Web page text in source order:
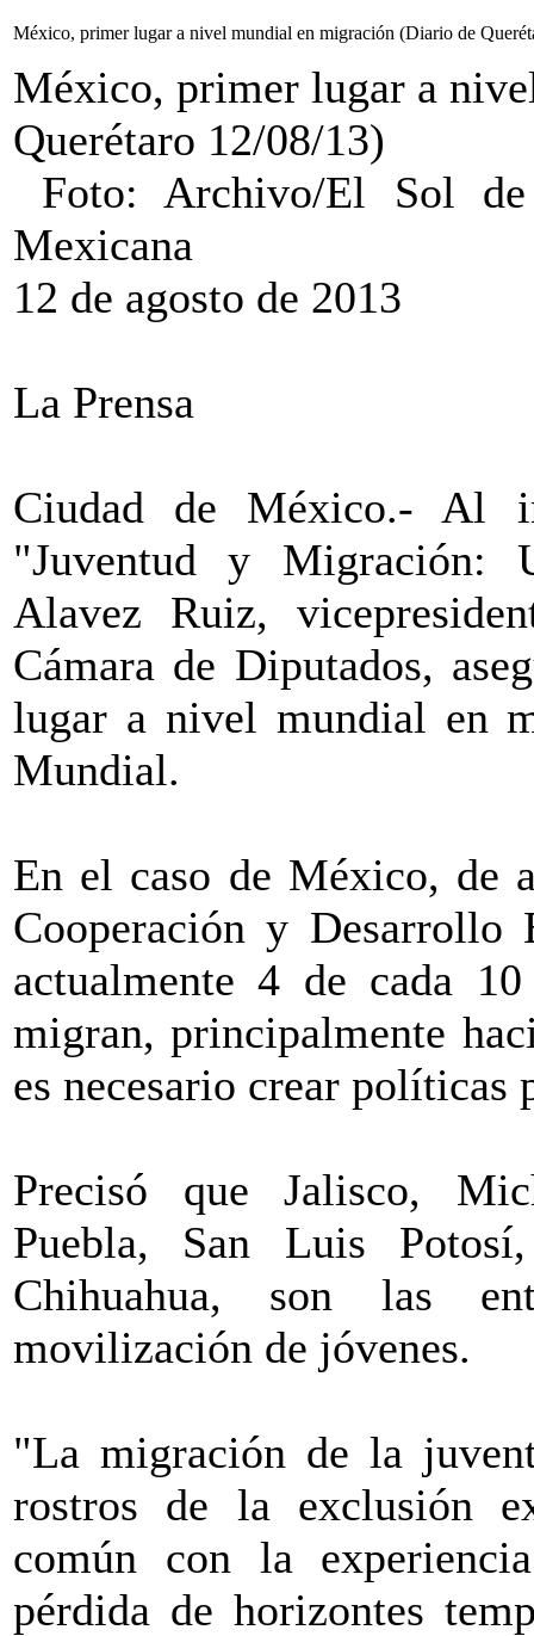
México, primer lugar a nivel mundial en migración (Diario de
México, primer lugar a
Querétaro 12/08/13)
Foto: Archivo/El Sol
Mexicana
12 de agosto de 2013
La Prensa
Ciudad de México.- Al
"Juventud y Migración:
Alavez Ruiz,
Cámara de Diputados,
lugar a nivel mundial en
Mundial.
En el caso de México, de
Cooperación y Desarrollo
actualmente 4 de cada
migran, principalmente
es necesario crear políticas
Precisó que Jalisco,
Puebla, San Luis
Chihuahua, son las
movilización de jóvenes.
"La migración de la
rostros de la exclusión
común con la
pérdida de horizontes